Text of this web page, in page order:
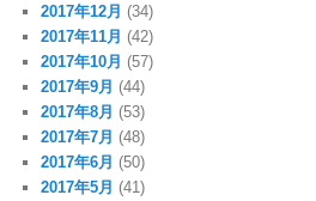
2017年12月 (34)
2017年11月 (42)
2017年10月 (57)
2017年9月 (44)
2017年8月 (53)
2017年7月 (48)
2017年6月 (50)
2017年5月 (41)